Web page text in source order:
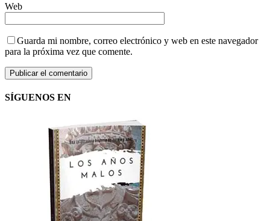
Web
Guarda mi nombre, correo electrónico y web en este navegador
para la próxima vez que comente.
SÍGUENOS EN